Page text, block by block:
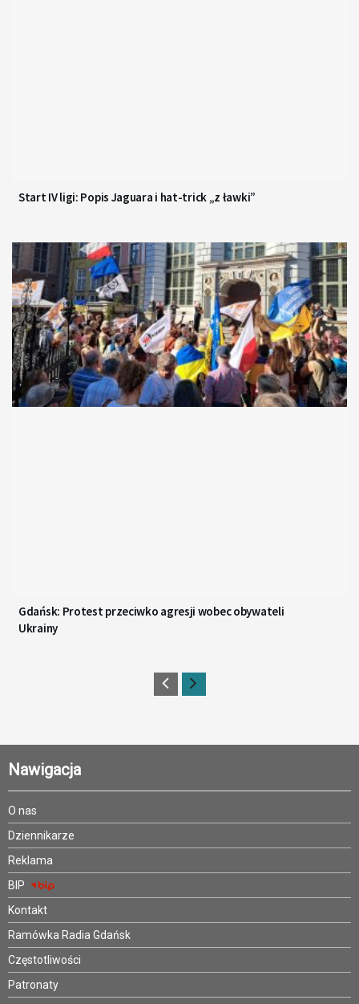
Start IV ligi: Popis Jaguara i hat-trick „z ławki”
Gdańsk: Protest przeciwko agresji wobec obywateli
Ukrainy
Nawigacja
O nas
Dziennikarze
Reklama
BIP
Kontakt
Ramówka Radia Gdańsk
Częstotliwości
Patronaty